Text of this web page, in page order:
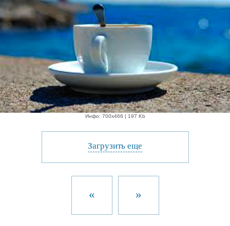
Инфо: 700х466 | 197 Kb
Загрузить еще
« »